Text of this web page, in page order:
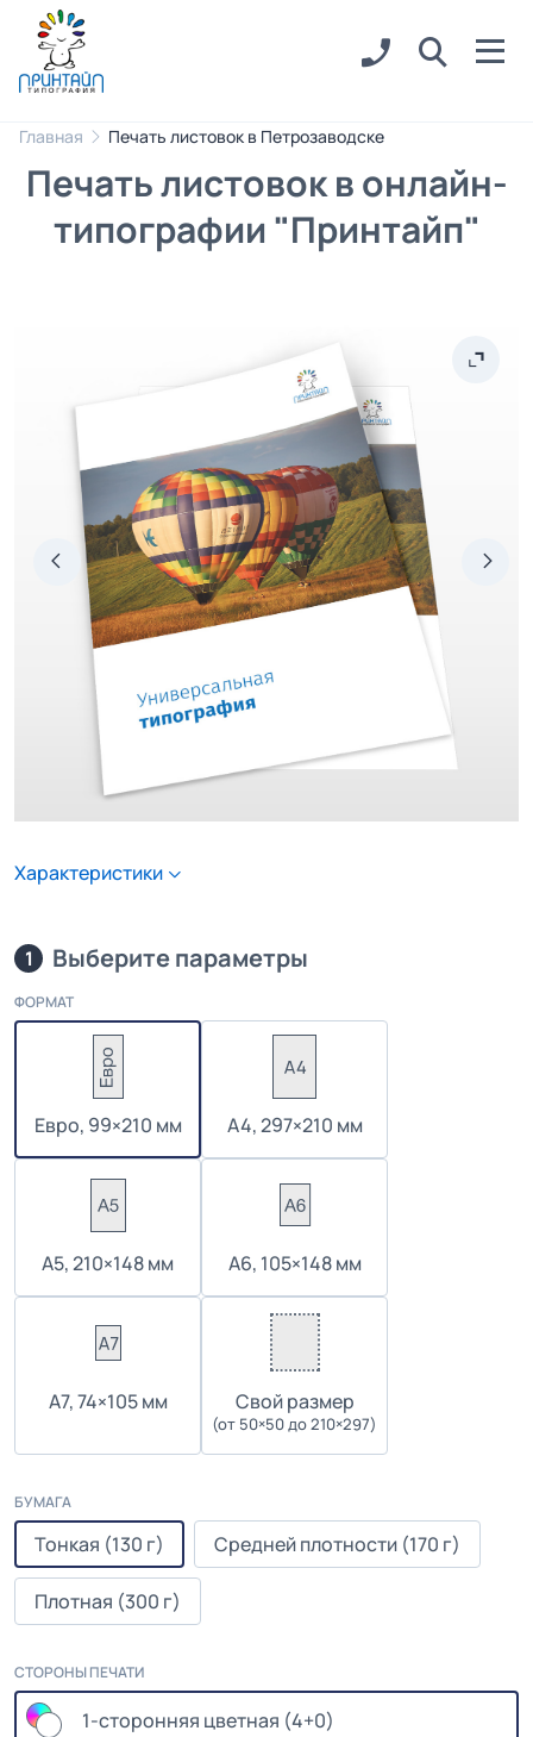
Главная Печать листовок в Петрозаводске
Печать листовок в онлайн-
типографии "Принтайп"
Характеристики
1 Выберите параметры
ФОРМАТ
Евро, 99×210 мм А4, 297×210 мм
А5, 210×148 мм А6, 105×148 мм
А7, 74×105 мм Cвой размер
(от 50×50 до 210×297)
БУМАГА
Тонкая (130 г) Средней плотности (170 г)
Плотная (300 г)
СТОРОНЫ ПЕЧАТИ
1-сторонняя цветная (4+0)